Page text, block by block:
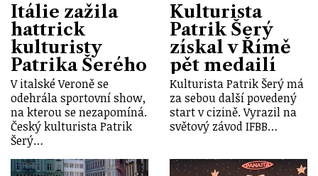
Itálie zažila
hattrick
kulturisty
Patrika Šerého
V italské Veroně se
odehrála sportovní show,
na kterou se nezapomíná.
Český kulturista Patrik
Šerý…
Kulturista
Patrik Šerý
získal v Římě
pět medailí
Kulturista Patrik Šerý má
za sebou další povedený
start v cizině. Vyrazil na
světový závod IFBB…